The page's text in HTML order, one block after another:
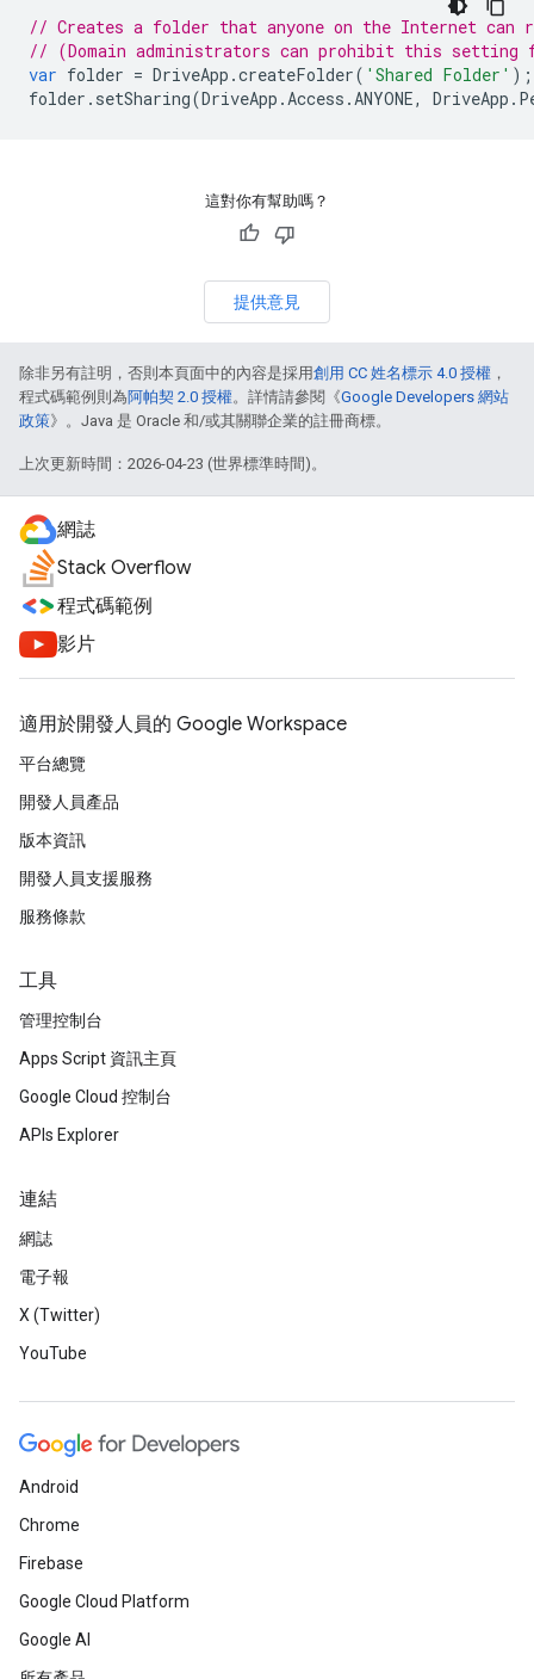
// Creates a folder that anyone on the Internet can
// (Domain administrators can prohibit this setting
var folder = DriveApp .createFolder( 'Shared Folder' );
folder . setSharing(DriveApp .Access .ANYONE, DriveApp .
這對你有幫助嗎？
提供意見
除非另有註明，否則本頁面中的內容是採用創用 CC 姓名標示 4.0 授權 ，
程式碼範例則為阿帕契 2.0 授權。詳情請參閱《Google Developers 網站
政策》。Java 是 Oracle 和/或其關聯企業的註冊商標。
上次更新時間：2026-04-23 (世界標準時間)。
網誌
Stack Overflow
程式碼範例
影片
適用於開發人員的 Google Workspace
平台總覽
開發人員產品
版本資訊
開發人員支援服務
服務條款
工具
管理控制台
Apps Script 資訊主頁
Google Cloud 控制台
APIs Explorer
連結
網誌
電子報
X (Twitter)
YouTube
Android
Chrome
Firebase
Google Cloud Platform
Google AI